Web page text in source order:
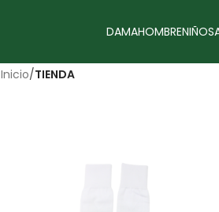
DAMAHOMBRENIÑOS
Inicio/TIENDA